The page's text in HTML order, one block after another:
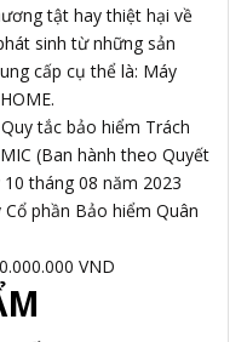
tật hay thiệt hại về
sinh từ những sản
cấp cụ thể là: Máy
tắc bảo hiểm Trách
(Ban hành theo Quyết
tháng 08 năm 2023
phần Bảo hiểm Quân
VND